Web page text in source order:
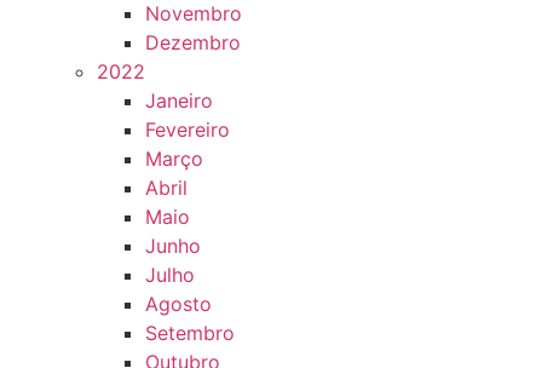
Novembro
Dezembro
2022
Janeiro
Fevereiro
Março
Abril
Maio
Junho
Julho
Agosto
Setembro
Outubro